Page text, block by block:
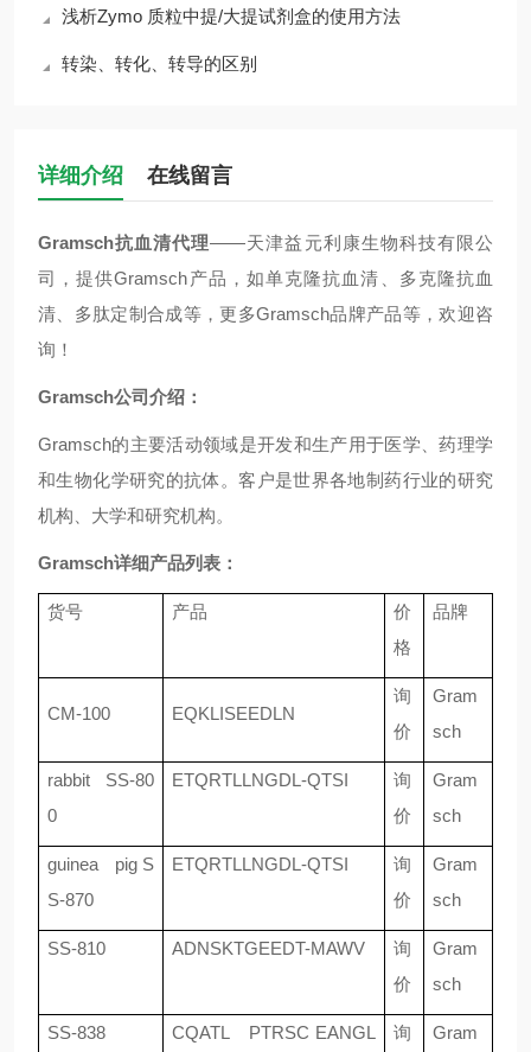
浅析Zymo 质粒中提/大提试剂盒的使用方法
转染、转化、转导的区别
详细介绍 在线留言
Gramsch抗血清代理——天津益元利康生物科技有限公
司，提供Gramsch产品，如单克隆抗血清、多克隆抗血
清、多肽定制合成等，更多Gramsch品牌产品等，欢迎咨
询！
Gramsch公司介绍：
Gramsch的主要活动领域是开发和生产用于医学、药理学
和生物化学研究的抗体。客户是世界各地制药行业的研究
机构、大学和研究机构。
Gramsch详细产品列表：
货号 产品
价
格
品牌
CM-100 EQKLISEEDLN
询
价
Gram
sch
rabbit SS-80
0
ETQRTLLNGDL-QTSI
询
价
Gram
sch
guinea pig S
S-870
ETQRTLLNGDL-QTSI
询
价
Gram
sch
SS-810 ADNSKTGEEDT-MAWV
询
价
Gram
sch
SS-838 CQATL PTRSC EANGL 询 Gram